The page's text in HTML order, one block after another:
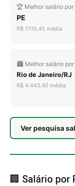
🏆 Melhor salário
PE
R$ 7.115,45 média
🏙️ Melhor salário
Rio de Janeiro/RJ
R$ 4.443,40 média
Ver pesquisa
🏢 Salário por